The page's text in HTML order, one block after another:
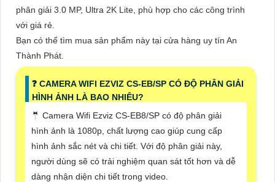
phân giải 3.0 MP, Ultra 2K Lite, phù hợp cho các công trình
với giá rẻ.
Bạn có thể tìm mua sản phẩm này tại cửa hàng uy tín An
Thành Phát.
❓ CAMERA WIFI EZVIZ CS-EB/SP CÓ ĐỘ PHÂN GIẢI
HÌNH ẢNH LÀ BAO NHIÊU?
🤵 Camera Wifi Ezviz CS-EB8/SP có độ phân giải
hình ảnh là 1080p, chất lượng cao giúp cung cấp
hình ảnh sắc nét và chi tiết. Với độ phân giải này,
người dùng sẽ có trải nghiệm quan sát tốt hơn và dễ
dàng nhận diện chi tiết trong video.